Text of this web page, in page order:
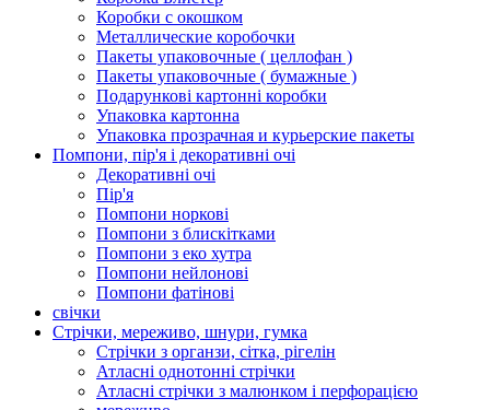
Коробки с окошком
Металлические коробочки
Пакеты упаковочные ( целлофан )
Пакеты упаковочные ( бумажные )
Подарункові картонні коробки
Упаковка картонна
Упаковка прозрачная и курьерские пакеты
Помпони, пір'я і декоративні очі
Декоративні очі
Пір'я
Помпони норкові
Помпони з блискітками
Помпони з еко хутра
Помпони нейлонові
Помпони фатінові
свічки
Стрічки, мереживо, шнури, гумка
Стрічки з органзи, сітка, рігелін
Атласні однотонні стрічки
Атласні стрічки з малюнком і перфорацією